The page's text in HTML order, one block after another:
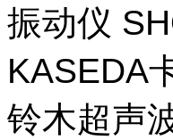
振动仪
KASEDA
铃木超声